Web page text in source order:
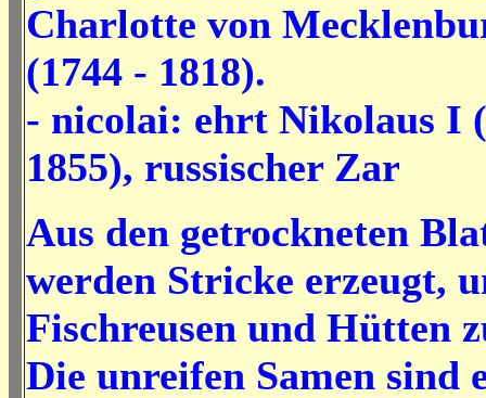
Charlotte von
(1744 - 1818).
- nicolai: ehrt Nikolaus I
1855), russischer Zar
Aus den getrockneten
werden Stricke erzeugt,
Fischreusen und Hütten
Die unreifen Samen sind